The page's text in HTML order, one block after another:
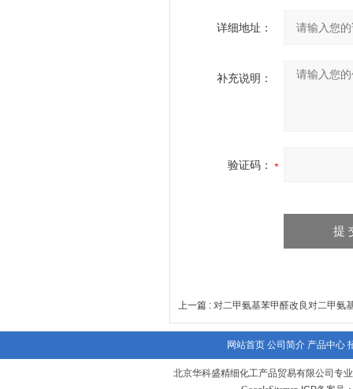
详细地址：
补充说明：
验证码：
上一篇 : 对二甲氨基苯甲醛改良对二甲氨
网站首页 公司简介 产品中心
北京华科盛精细化工产品贸易有限公司专